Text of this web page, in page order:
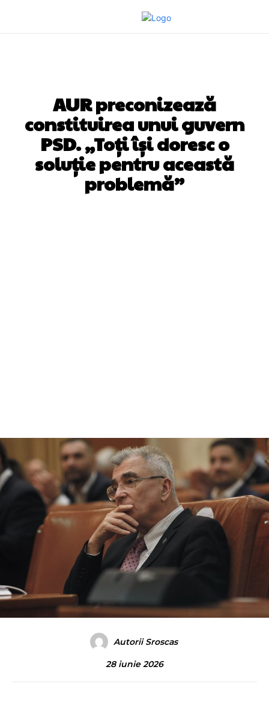
AUR preconizează
constituirea unui guvern
PSD. „Toți își doresc o
soluție pentru această
problemă”
Autorii Sroscas
28 iunie 2026